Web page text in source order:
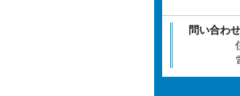
問い合わ
住所：〒
電話